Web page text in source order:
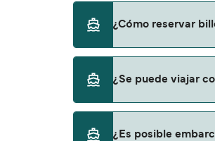
¿Cómo reservar
página de ofertas para
¿Se puede viajar
¿Es posible